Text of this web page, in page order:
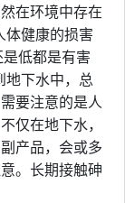
在环境中存在
体健康的损害
低都是有害
地下水中，总
要注意的是人
仅在地下水，
产品，会或多
。长期接触砷